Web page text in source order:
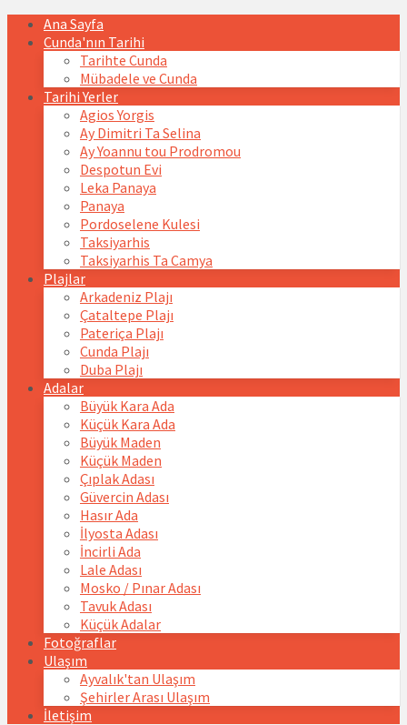
Skip
Skip
Skip
Skip Ana Sayfa
Cunda'nın Tarihi
Tarihte Cunda
Mübadele ve Cunda
Tarihi Yerler
Agios Yorgis
Ay Dimitri Ta Selina
Ay Yoannu tou Prodromou
Despotun Evi
Leka Panaya
Panaya
Pordoselene Kulesi
Taksiyarhis
Taksiyarhis Ta Camya
Plajlar
Arkadeniz Plajı
Çataltepe Plajı
Pateriça Plajı
Cunda Plajı
Duba Plajı
Adalar
Büyük Kara Ada
Küçük Kara Ada
Büyük Maden
Küçük Maden
Çıplak Adası
Güvercin Adası
Hasır Ada
İlyosta Adası
İncirli Ada
Lale Adası
Mosko / Pınar Adası
Tavuk Adası
Küçük Adalar
Fotoğraflar
Ulaşım
Ayvalık'tan Ulaşım
Şehirler Arası Ulaşım
İletişim